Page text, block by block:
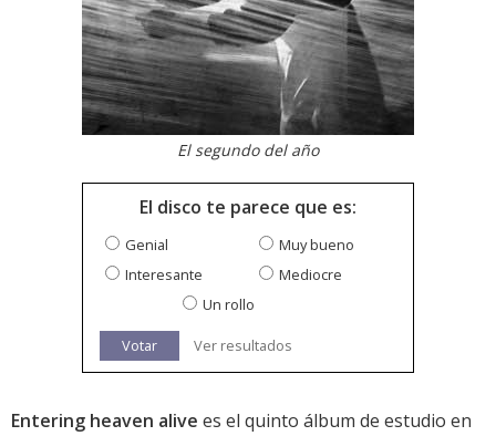
El segundo del año
El disco te parece que es:
Genial
Muy bueno
Interesante
Mediocre
Un rollo
Votar Ver resultados
Entering heaven alive es el quinto álbum de estudio en